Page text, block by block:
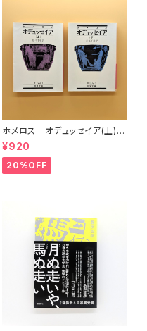
ホメロス オデュッセイア(上)
(下) （岩波文庫）
¥920
20%OFF